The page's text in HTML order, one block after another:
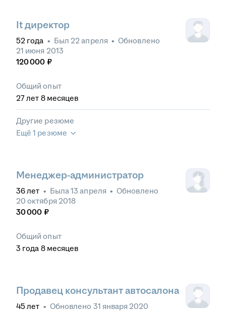
It директор
52 года • Был 22 апреля • Обновлено
21 июня 2013
120 000 ₽
Общий опыт
27лет 8 месяцев
Другие резюме
Ещё 1 резюме
Менеджер-администратор
36лет • Была13 апреля • Обновлено
20 октября 2018
30 000 ₽
Общий опыт
3 года 8 месяцев
Продавец консультант автосалона
45 лет • Обновлено 31 января 2020